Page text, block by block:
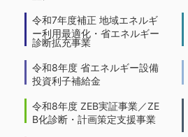
令和7年度補正 地域エネルギ
ー利用最適化・省エネルギー
診断拡充事業
令和8年度 省エネルギー設備
投資利子補給金
令和8年度 ZEB実証事業／ZE
B化診断・計画策定支援事業